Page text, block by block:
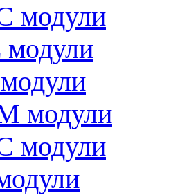
модули
модули
модули